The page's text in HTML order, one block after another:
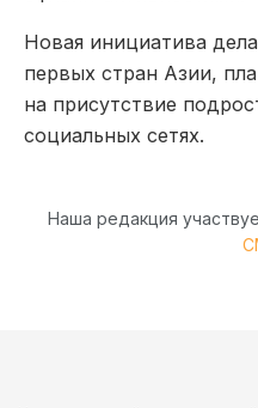
Новая инициатива
первых стран Азии,
на присутствие
социальных сетях.
Наша редакция